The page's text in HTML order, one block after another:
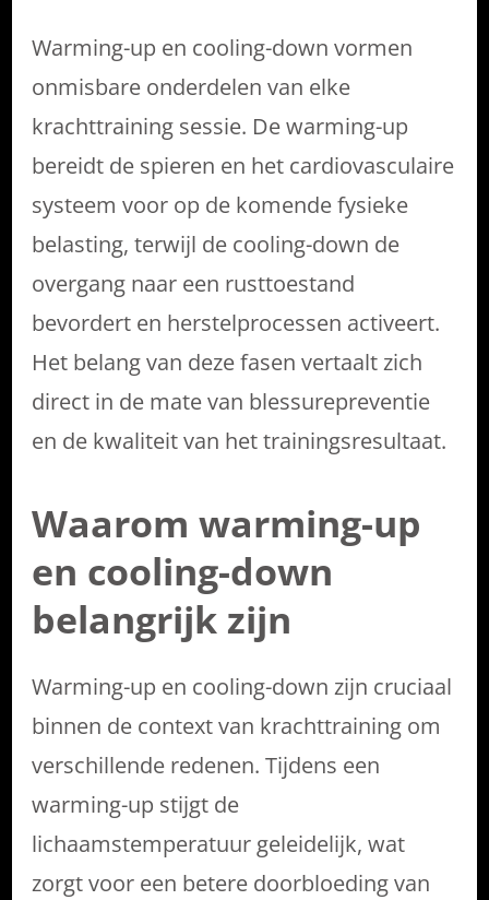
Warming-up en cooling-down vormen
onmisbare onderdelen van elke
krachttraining sessie. De warming-up
bereidt de spieren en het cardiovasculaire
systeem voor op de komende fysieke
belasting, terwijl de cooling-down de
overgang naar een rusttoestand
bevordert en herstelprocessen activeert.
Het belang van deze fasen vertaalt zich
direct in de mate van blessurepreventie
en de kwaliteit van het trainingsresultaat.
Waarom warming-up
en cooling-down
belangrijk zijn
Warming-up en cooling-down zijn cruciaal
binnen de context van krachttraining om
verschillende redenen. Tijdens een
warming-up stijgt de
lichaamstemperatuur geleidelijk, wat
zorgt voor een betere doorbloeding van